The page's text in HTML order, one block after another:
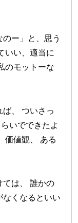
ー」と、思う
いい、適当に
のモットーな
、 ついさっ
いでできたよ
価値観、 ある
ては、 誰かの
なくなるといい